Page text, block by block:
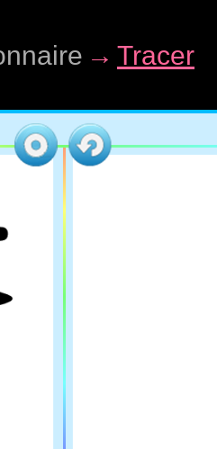
→ Tracer